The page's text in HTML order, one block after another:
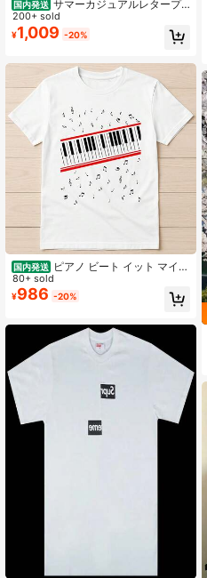
国内発送 サマーカジュアルレタープ
リントのオーバーサイズTシャツ、ク
ルーネック半袖、女性用のゆったり
としたストリートウェアトップス
200+ sold
¥1,009 -20%
国内発送 ピアノ ビート イット マイケ
ル・ジャクソン ビデオ ミュージック
レトロ ギフト Tシャツ 8041
80+ sold
¥986 -20%